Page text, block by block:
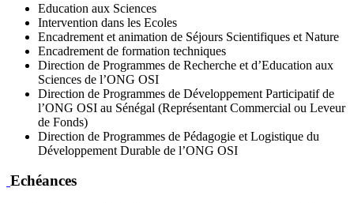
Education aux Sciences
Intervention dans les Ecoles
Encadrement et animation de Séjours Scientifiques et Nature
Encadrement de formation techniques
Direction de Programmes de Recherche et d’Education aux
Sciences de l’ONG OSI
Direction de Programmes de Développement Participatif de
l’ONG OSI au Sénégal (Représentant Commercial ou Leveur
de Fonds)
Direction de Programmes de Pédagogie et Logistique du
Développement Durable de l’ONG OSI
Echéances